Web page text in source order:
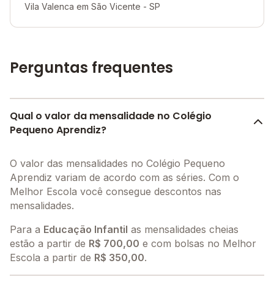
Vila Valenca em São Vicente - SP
Perguntas frequentes
Qual o valor da mensalidade no Colégio
Pequeno Aprendiz?
O valor das mensalidades no Colégio Pequeno
Aprendiz variam de acordo com as séries. Com o
Melhor Escola você consegue descontos nas
mensalidades.
Para a Educação Infantil as mensalidades cheias
estão a partir de R$ 700,00 e com bolsas no Melhor
Escola a partir de R$ 350,00.